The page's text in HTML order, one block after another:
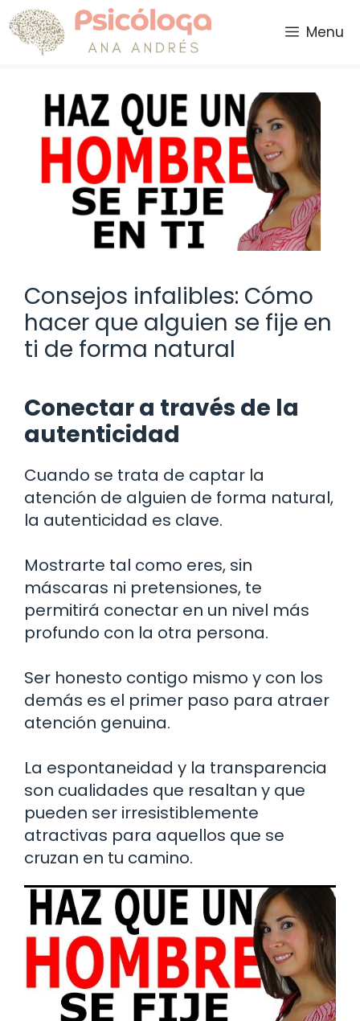
Saltar
al
contenido
Menu
Consejos infalibles: Cómo
hacer que alguien se fije en
ti de forma natural
Conectar a través de la
autenticidad
Cuando se trata de captar la
atención de alguien de forma natural,
la autenticidad es clave.
Mostrarte tal como eres, sin
máscaras ni pretensiones, te
permitirá conectar en un nivel más
profundo con la otra persona.
Ser honesto contigo mismo y con los
demás es el primer paso para atraer
atención genuina.
La espontaneidad y la transparencia
son cualidades que resaltan y que
pueden ser irresistiblemente
atractivas para aquellos que se
cruzan en tu camino.